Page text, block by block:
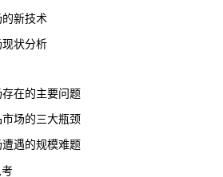
新技术
状分析
在的主要问题
场的三大瓶颈
遇的规模难题